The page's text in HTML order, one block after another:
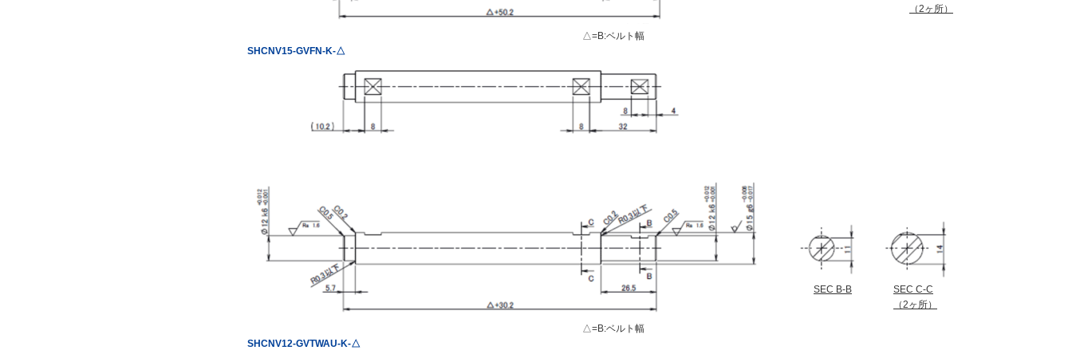
（2ヶ所）
△=B:ベルト幅
SHCNV15-GVFN-K-△
SEC B-B
SEC C-C
（2ヶ所）
△=B:ベルト幅
SHCNV12-GVTWAU-K-△